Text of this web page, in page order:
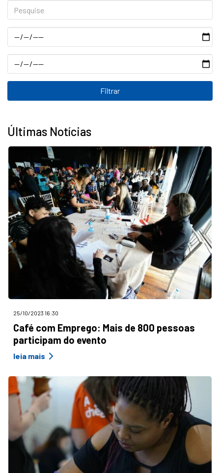
Data
Data
Últimas Notícias
25/10/2023 16:30
Café com Emprego: Mais de 800 pessoas
participam do evento
leia mais